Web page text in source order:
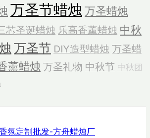
万圣节蜡烛 万圣蜡烛
芯圣诞蜡烛 乐高香薰蜡烛 中秋
万圣节 DIY造型蜡烛 万圣蜡
薰蜡烛 万圣礼物 中秋节 中秋团
氛定制批发-方舟蜡烛厂